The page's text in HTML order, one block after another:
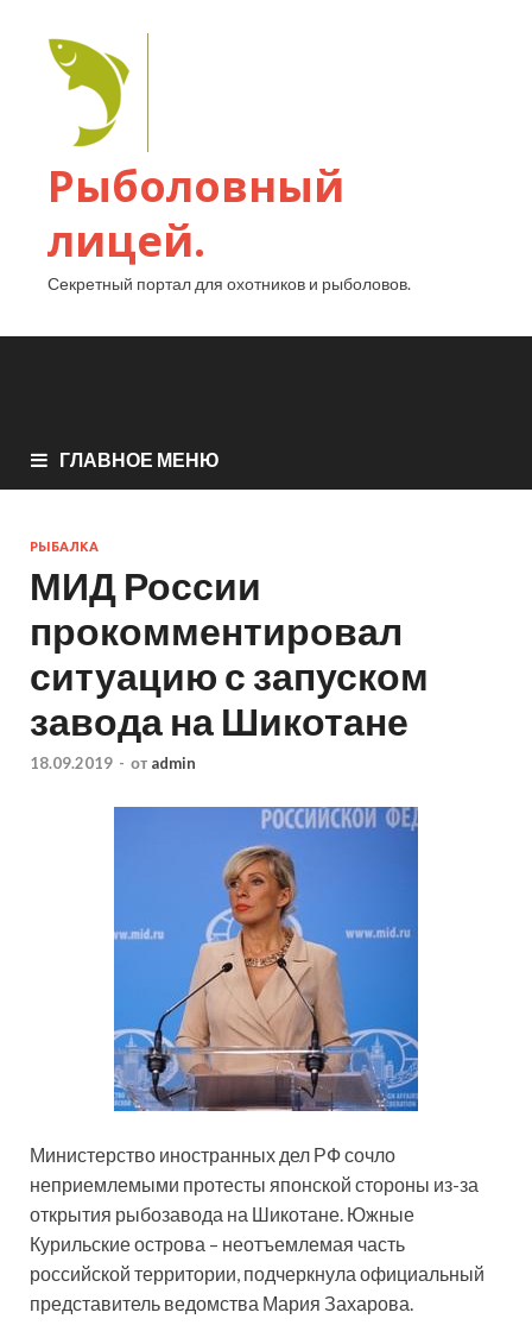
Рыболовный
лицей.
Секретный портал для охотников и рыболовов.
ГЛАВНОЕ МЕНЮ
РЫБАЛКА
МИД России
прокомментировал
ситуацию с запуском
завода на Шикотане
18.09.2019 - от admin
Министерство иностранных дел РФ сочло
неприемлемыми протесты японской стороны из-за
открытия рыбозавода на Шикотане. Южные
Курильские острова – неотъемлемая часть
российской территории, подчеркнула официальный
представитель ведомства Мария Захарова.